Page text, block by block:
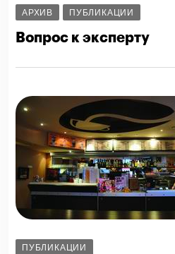
АРХИВ ПУБЛИКАЦИИ
Вопрос к эксперту
ПУБЛИКАЦИИ